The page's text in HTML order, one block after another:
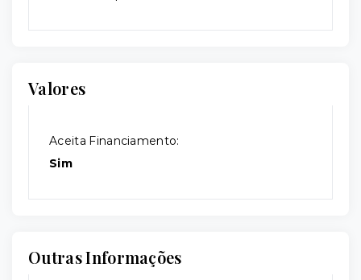
Valores
Aceita Financiamento:
Sim
Outras Informações